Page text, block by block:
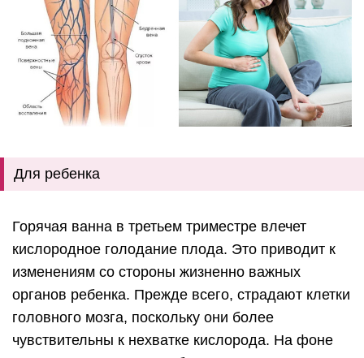
Для ребенка
Горячая ванна в третьем триместре влечет
кислородное голодание плода. Это приводит к
изменениям со стороны жизненно важных
органов ребенка. Прежде всего, страдают клетки
головного мозга, поскольку они более
чувствительны к нехватке кислорода. На фоне